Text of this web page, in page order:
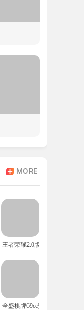
MORE
王者荣耀2.0版本
全盛棋牌69cc安卓版